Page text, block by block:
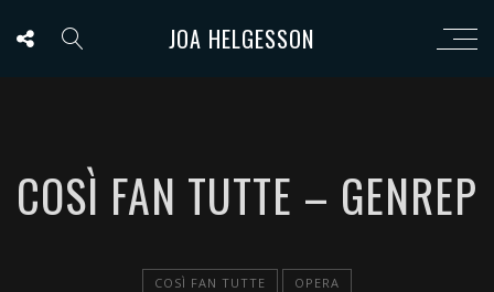
JOA HELGESSON
COSÌ FAN TUTTE – GENREP
COSÌ FAN TUTTE OPERA